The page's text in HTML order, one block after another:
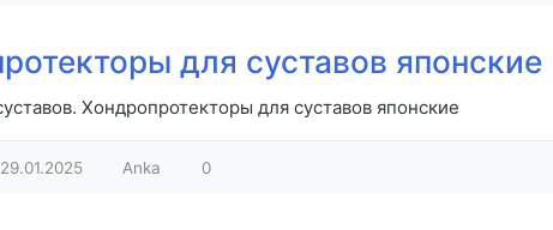
для суставов японские
Хондропротекторы для суставов японские
29.01.2025 Anka 0